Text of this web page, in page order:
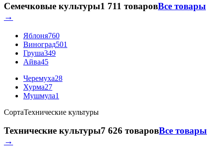
Семечковые культуры1 711 товаровВсе товары
→
Яблоня760
Виноград501
Груша349
Айва45
Черемуха28
Хурма27
Мушмула1
СортаТехнические культуры
Технические культуры7 626 товаровВсе товары
→